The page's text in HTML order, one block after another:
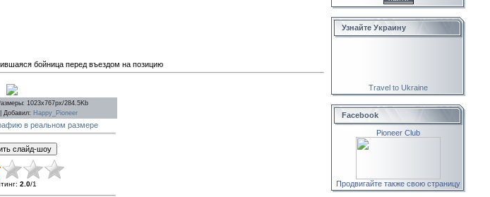
бойница перед въездом на позицию
: 1023x767px/284.5Kb
Добавил: Happy_Pioneer
в реальном размере
: 2.0/1
Узнайте Украину
Travel to Ukraine
Facebook
Pioneer Club
Продвигайте также свою страницу